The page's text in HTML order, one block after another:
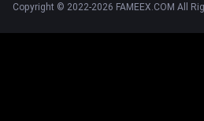
Copyright © 2022-2026 FAMEEX.COM All